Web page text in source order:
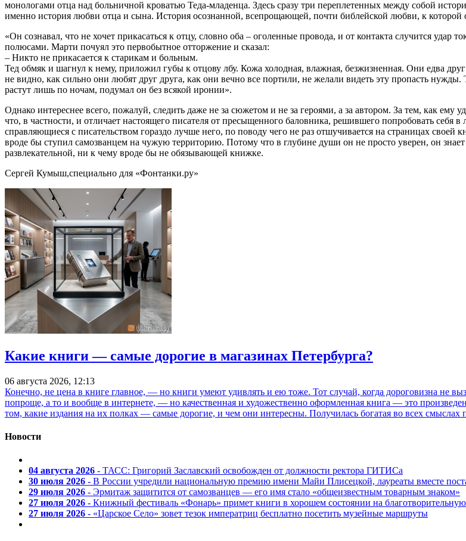
монологами отца над больничной кроватью Теда-младенца. Здесь сразу три переплетенных между собой
именно история любви отца и сына. История осознанной, всепрощающей, почти библейской любви, к которой
«Он сознавал, что не хочет прикасаться к отцу, словно оба – оголенные провода, и от контакта случится
полюсами. Марти почуял это первобытное отторжение и сказал:
– Никто не прикасается к старикам и больным.
Тед обмяк и шагнул к нему, приложил губы к отцову лбу. Кожа холодная, влажная, безжизненная. Они едва
не видно, как сильно они любят друг друга, как они вечно все портили, не желали видеть эту пропасть
растут лишь по ночам, подумал он без всякой иронии».
Однако интереснее всего, пожалуй, следить даже не за сюжетом и не за героями, а за автором. За тем, как ему
что, в частности, и отличает настоящего писателя от пресыщенного баловника, решившего попробовать себя
справляющиеся с писательством гораздо лучше него, по поводу чего не раз отшучивается на страницах
вроде бы ступил самозванцем на чужую территорию. Потому что в глубине души он не просто уверен, он
развлекательной, ни к чему вроде бы не обязывающей книжке.
Сергей Кумыш,специально для «Фонтанки.ру»
Какие книги — самые дорогие в магазинах Петербурга?
06 августа 2026, 12:13
Конечно, не цена в книге главное, — но книги умеют удивлять и ею тоже. Тот случай, когда дороговизна не
попроще, а то и вообще в интернете, — но качественная и художественно оформленная книга — это
том, какие издания на их полках — самые дорогие, и чем они интересны. Получилась богатая во всех смыслах
Новости
04 августа 2026 - ТАСС: Григорий Заславский освобожден от должности ректора ГИТИСа
30 июля 2026 - В России учредили национальную премию имени Майи Плисецкой, лауреаты вместе
29 июля 2026 - Эрмитаж защитится от самозванцев — его имя стало «общеизвестным товарным знаком»
27 июля 2026 - Книжный фестиваль «Фонарь» примет книги в хорошем состоянии на
27 июля 2026 - «Царское Село» зовет тезок императриц бесплатно посетить музейные маршруты